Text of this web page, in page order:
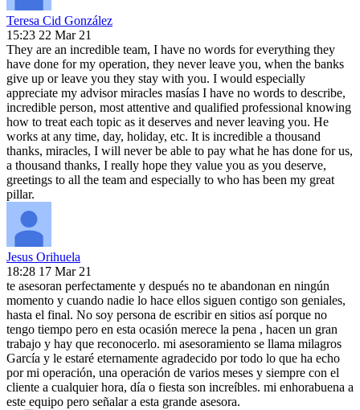
Teresa Cid González
15:23 22 Mar 21
They are an incredible team, I have no words for everything they
have done for my operation, they never leave you, when the banks
give up or leave you they stay with you. I would especially
appreciate my advisor miracles masías I have no words to describe,
incredible person, most attentive and qualified professional knowing
how to treat each topic as it deserves and never leaving you. He
works at any time, day, holiday, etc. It is incredible a thousand
thanks, miracles, I will never be able to pay what he has done for us,
a thousand thanks, I really hope they value you as you deserve,
greetings to all the team and especially to who has been my great
pillar.
Jesus Orihuela
18:28 17 Mar 21
te asesoran perfectamente y después no te abandonan en ningún
momento y cuando nadie lo hace ellos siguen contigo son geniales,
hasta el final. No soy persona de escribir en sitios así porque no
tengo tiempo pero en esta ocasión merece la pena , hacen un gran
trabajo y hay que reconocerlo. mi asesoramiento se llama milagros
García y le estaré eternamente agradecido por todo lo que ha echo
por mi operación, una operación de varios meses y siempre con el
cliente a cualquier hora, día o fiesta son increíbles. mi enhorabuena a
este equipo pero señalar a esta grande asesora.